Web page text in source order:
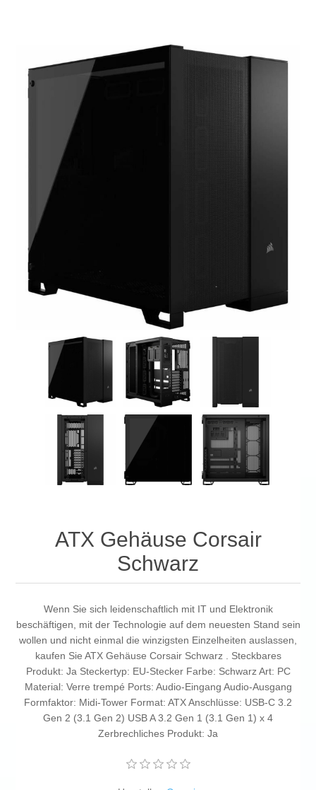
ATX Gehäuse Corsair
Schwarz
Wenn Sie sich leidenschaftlich mit IT und Elektronik
beschäftigen, mit der Technologie auf dem neuesten Stand sein
wollen und nicht einmal die winzigsten Einzelheiten auslassen,
kaufen Sie ATX Gehäuse Corsair Schwarz . Steckbares
Produkt: Ja Steckertyp: EU-Stecker Farbe: Schwarz Art: PC
Material: Verre trempé Ports: Audio-Eingang Audio-Ausgang
Formfaktor: Midi-Tower Format: ATX Anschlüsse: USB-C 3.2
Gen 2 (3.1 Gen 2) USB A 3.2 Gen 1 (3.1 Gen 1) x 4
Zerbrechliches Produkt: Ja